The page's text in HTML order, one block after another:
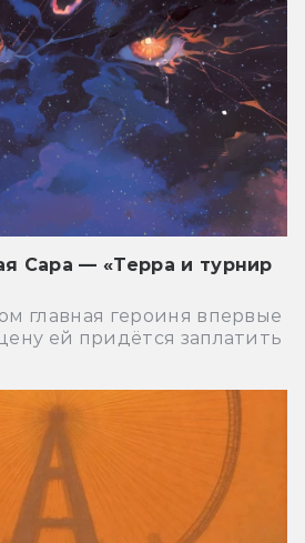
Сара — «Терра и турнир
главная героиня впервые
ей придётся заплатить